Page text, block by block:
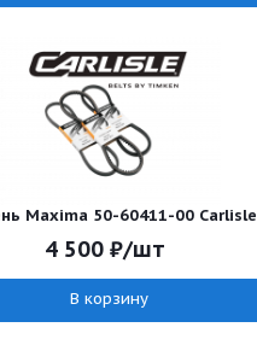
Maxima 50-60411-00 Carlisle
4 500₽/шт
В корзину